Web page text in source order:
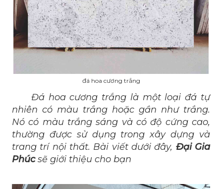
đá hoa cương trắng
Đá hoa cương trắng là một loại đá tự
nhiên có màu trắng hoặc gần như trắng.
Nó có màu trắng sáng và có độ cứng cao,
thường được sử dụng trong xây dựng và
trang trí nội thất. Bài viết dưới đây, Đại Gia
Phúcsẽ giới thiệu cho bạn